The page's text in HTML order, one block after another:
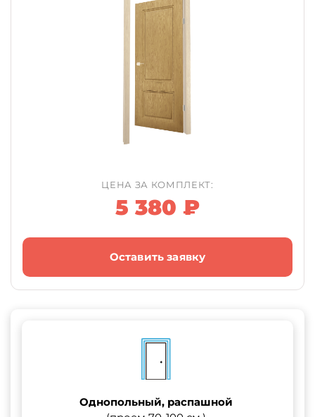
ЦЕНА ЗА КОМПЛЕКТ:
5 380 ₽
Оставить заявку
Однопольный, распашной